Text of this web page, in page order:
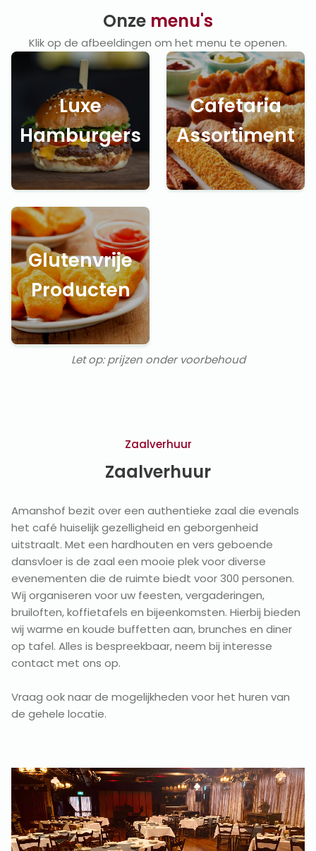
Onze menu's
Klik op de afbeeldingen om het menu te openen.
Luxe
Hamburgers
Cafetaria
Assortiment
Glutenvrije
Producten
Let op: prijzen onder voorbehoud
Zaalverhuur
Zaalverhuur
Amanshof bezit over een authentieke zaal die evenals
het café huiselijk gezelligheid en geborgenheid
uitstraalt. Met een hardhouten en vers geboende
dansvloer is de zaal een mooie plek voor diverse
evenementen die de ruimte biedt voor 300 personen.
Wij organiseren voor uw feesten, vergaderingen,
bruiloften, koffietafels en bijeenkomsten. Hierbij bieden
wij warme en koude buffetten aan, brunches en diner
op tafel. Alles is bespreekbaar, neem bij interesse
contact met ons op.
Vraag ook naar de mogelijkheden voor het huren van
de gehele locatie.